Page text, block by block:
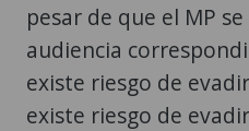
pesar de que el MP
audiencia
existe riesgo de
existe riesgo de